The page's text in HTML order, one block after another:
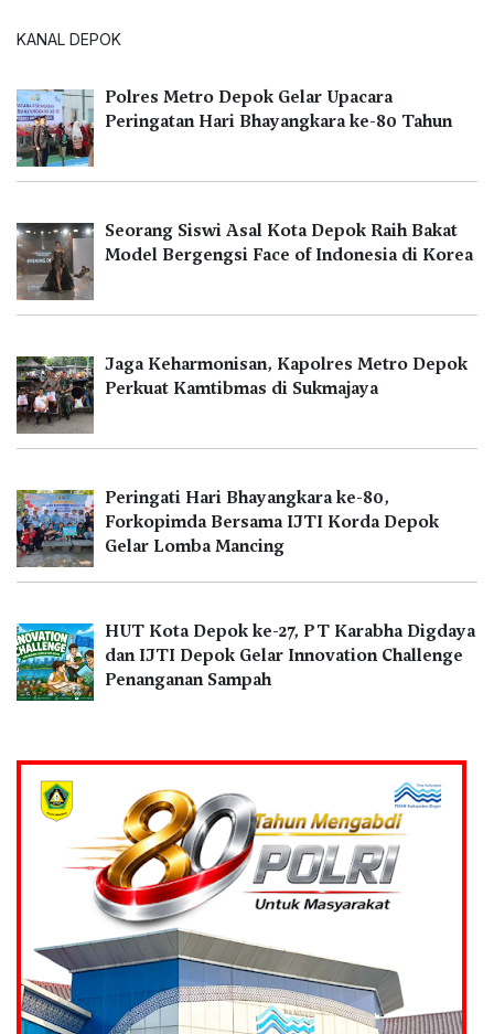
KANAL DEPOK
Polres Metro Depok Gelar Upacara
Peringatan Hari Bhayangkara ke-80 Tahun
Seorang Siswi Asal Kota Depok Raih Bakat
Model Bergengsi Face of Indonesia di Korea
Jaga Keharmonisan, Kapolres Metro Depok
Perkuat Kamtibmas di Sukmajaya
Peringati Hari Bhayangkara ke-80,
Forkopimda Bersama IJTI Korda Depok
Gelar Lomba Mancing
HUT Kota Depok ke-27, PT Karabha Digdaya
dan IJTI Depok Gelar Innovation Challenge
Penanganan Sampah